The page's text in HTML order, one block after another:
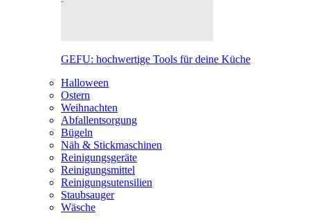
GEFU: hochwertige Tools für deine Küche
Halloween
Ostern
Weihnachten
Abfallentsorgung
Bügeln
Näh & Stickmaschinen
Reinigungsgeräte
Reinigungsmittel
Reinigungsutensilien
Staubsauger
Wäsche